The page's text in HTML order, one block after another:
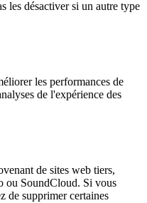
les désactiver si un autre type
les performances de
de l'expérience des
de sites web tiers,
ou SoundCloud. Si vous
de supprimer certaines